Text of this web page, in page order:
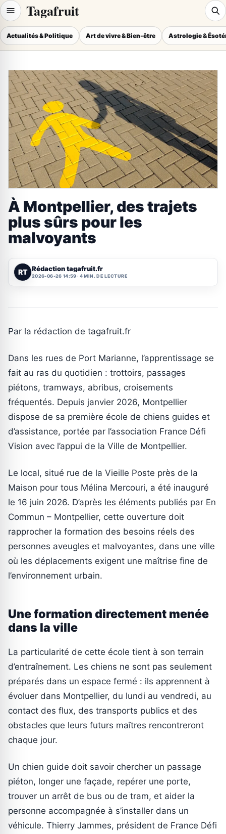
Tagafruit
Actualités & Politique Art de vivre & Bien-être Astrologie &
À Montpellier, des trajets
plus sûrs pour les
malvoyants
RT Rédaction tagafruit.fr
2026-06-26 14:59 4 MIN. DE LECTURE
Par la rédaction de tagafruit.fr
Dans les rues de Port Marianne, l’apprentissage se
fait au ras du quotidien : trottoirs, passages
piétons, tramways, abribus, croisements
fréquentés. Depuis janvier 2026, Montpellier
dispose de sa première école de chiens guides et
d’assistance, portée par l’association France Défi
Vision avec l’appui de la Ville de Montpellier.
Le local, situé rue de la Vieille Poste près de la
Maison pour tous Mélina Mercouri, a été inauguré
le 16 juin 2026. D’après les éléments publiés par En
Commun – Montpellier, cette ouverture doit
rapprocher la formation des besoins réels des
personnes aveugles et malvoyantes, dans une ville
où les déplacements exigent une maîtrise fine de
l’environnement urbain.
Une formation directement menée
dans la ville
La particularité de cette école tient à son terrain
d’entraînement. Les chiens ne sont pas seulement
préparés dans un espace fermé : ils apprennent à
évoluer dans Montpellier, du lundi au vendredi, au
contact des flux, des transports publics et des
obstacles que leurs futurs maîtres rencontreront
chaque jour.
Un chien guide doit savoir chercher un passage
piéton, longer une façade, repérer une porte,
trouver un arrêt de bus ou de tram, et aider la
personne accompagnée à s’installer dans un
véhicule. Thierry Jammes, président de France Défi